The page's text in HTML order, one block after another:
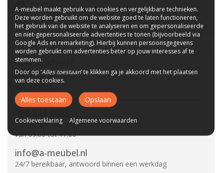
Tot 10 jaar garantie
CBW-Erkend
Hulp of advies?
Vraag het aan onze
Bereikbaar ma t/m vr
van 09:00 tot 17:00
info@a-meubel.nl
24/7 bereikbaar, antwoord binnen een werkdag
A-meubel maakt gebruik van cookies en vergelijkbare technieken.
Deze worden gebruikt om de website goed te laten functioneren,
het gebruik van de website te analyseren en om gepersonaliseerde
en niet-gepersonaliseerde advertenties te tonen (bijvoorbeeld via
Google Ads en remarketing). Hierbij kunnen persoonsgegevens
worden gebruikt om advertenties beter op jouw interesses af te
stemmen.
Door op ‘Alles toestaan’ te klikken ga je akkoord met het plaatsen
van deze cookies.
Alles toestaan Opslaan
Cookieverklaring Algemene voorwaarden